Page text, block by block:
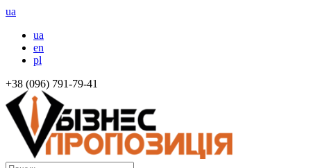
ua
ua
en
pl
+38 (096) 791-79-41